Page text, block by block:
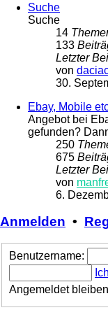
Suche
Suche
14
133
Letzter
von
30.
Ebay, Mobile
Angebot bei
gefunden?
250
675
Letzter
von
6.
Anmelden •
Benutzername:
Angemeldet bleiben